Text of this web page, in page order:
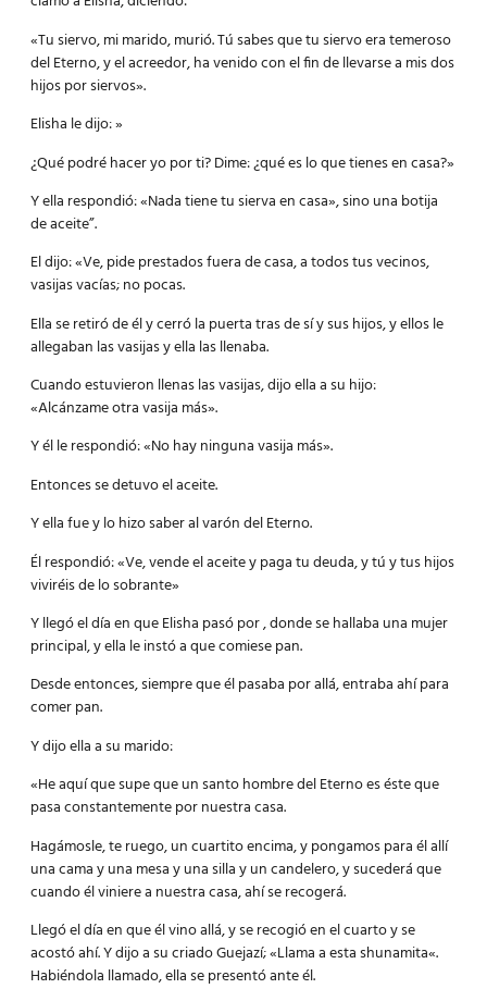
«Tu siervo, mi marido, murió. Tú sabes que tu siervo era temeroso
del Eterno, y el acreedor, ha venido con el fin de llevarse a mis dos
hijos por siervos».
Elisha le dijo: »
¿Qué podré hacer yo por ti? Dime: ¿qué es lo que tienes en casa?»
Y ella respondió: «Nada tiene tu sierva en casa», sino una botija
de aceite”.
El dijo: «Ve, pide prestados fuera de casa, a todos tus vecinos,
vasijas vacías; no pocas.
Ella se retiró de él y cerró la puerta tras de sí y sus hijos, y ellos le
allegaban las vasijas y ella las llenaba.
Cuando estuvieron llenas las vasijas, dijo ella a su hijo:
«Alcánzame otra vasija más».
Y él le respondió: «No hay ninguna vasija más».
Entonces se detuvo el aceite.
Y ella fue y lo hizo saber al varón del Eterno.
Él respondió: «Ve, vende el aceite y paga tu deuda, y tú y tus hijos
viviréis de lo sobrante»
Y llegó el día en que Elisha pasó por , donde se hallaba una mujer
principal, y ella le instó a que comiese pan.
Desde entonces, siempre que él pasaba por allá, entraba ahí para
comer pan.
Y dijo ella a su marido:
«He aquí que supe que un santo hombre del Eterno es éste que
pasa constantemente por nuestra casa.
Hagámosle, te ruego, un cuartito encima, y pongamos para él allí
una cama y una mesa y una silla y un candelero, y sucederá que
cuando él viniere a nuestra casa, ahí se recogerá.
Llegó el día en que él vino allá, y se recogió en el cuarto y se
acostó ahí. Y dijo a su criado Guejazí; «Llama a estashunamita«.
Habiéndola llamado, ella se presentó ante él.